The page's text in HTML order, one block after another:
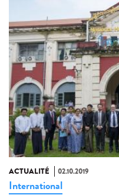
ACTUALITÉ 02.10.2019
International